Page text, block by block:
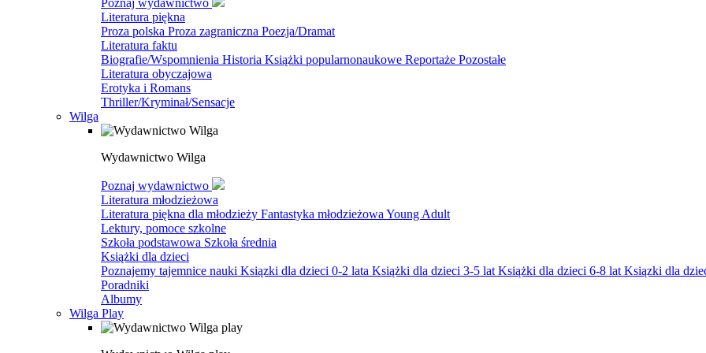
Poznaj wydawnictwo
Literatura piękna
Proza polska Proza zagraniczna Poezja/Dramat
Literatura faktu
Biografie/Wspomnienia Historia Książki popularnonaukowe Reportaże Pozostałe
Literatura obyczajowa
Erotyka i Romans
Thriller/Kryminał/Sensacje
Wilga
Wydawnictwo Wilga
Poznaj wydawnictwo
Literatura młodzieżowa
Literatura piękna dla młodzieży Fantastyka młodzieżowa Young Adult
Lektury, pomoce szkolne
Szkoła podstawowa Szkoła średnia
Książki dla dzieci
Poznajemy tajemnice nauki Ksiązki dla dzieci 0-2 lata Książki dla dzieci 3-5 lat Książki dla dzieci 6-8 lat Ksiązki dla
Poradniki
Albumy
Wilga Play